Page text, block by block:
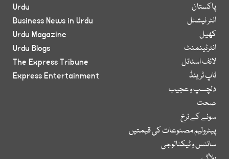
پاکستان
انٹر نیشنل
کھیل
انٹرٹینمنٹ
لائف اسٹائل
ٹاپ ٹرینڈ
دلچسپ و عجیب
صحت
سونے کے نرخ
پیٹرولیم مصنوعات کی قیمتیں
سائنس و ٹیکنالوجی
Urdu
Business News in Urdu
Urdu Magazine
Urdu Blogs
The Express Tribune
Express Entertainment